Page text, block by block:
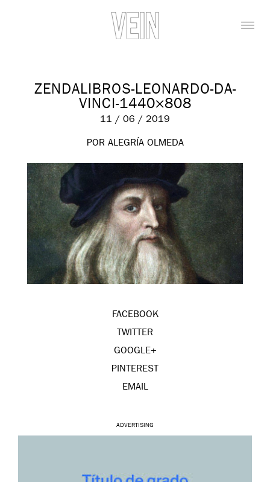
ZENDALIBROS-LEONARDO-DA-
VINCI-1440×808
11 / 06 / 2019
POR ALEGRÍA OLMEDA
FACEBOOK
TWITTER
GOOGLE+
PINTEREST
EMAIL
ADVERTISING